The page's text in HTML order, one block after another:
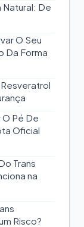
Natural: De
O Seu
Da Forma
Pé De
Oficial
Trans
na
Risco?